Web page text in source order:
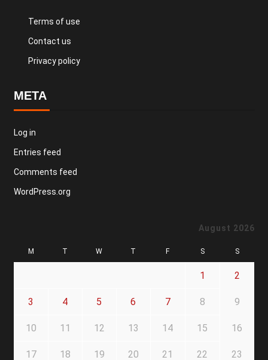
Terms of use
Contact us
Privacy policy
META
Log in
Entries feed
Comments feed
WordPress.org
August 2026
M T W T F S S
1 2
3 4 5 6 7 8 9
10 11 12 13 14 15 16
17 18 19 20 21 22 23